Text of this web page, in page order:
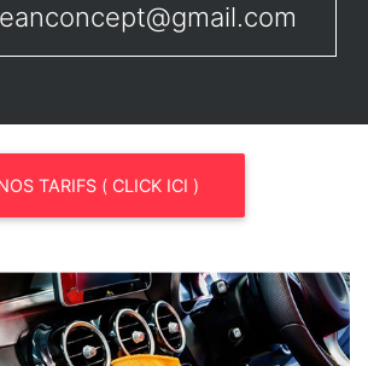
TARIFS ( CLICK ICI )